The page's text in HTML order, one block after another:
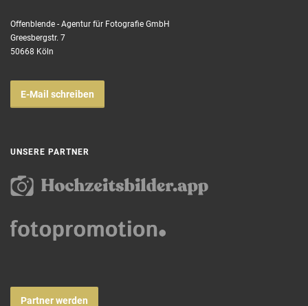
Offenblende - Agentur für Fotografie GmbH
Greesbergstr. 7
50668 Köln
E-Mail schreiben
UNSERE PARTNER
Partner werden